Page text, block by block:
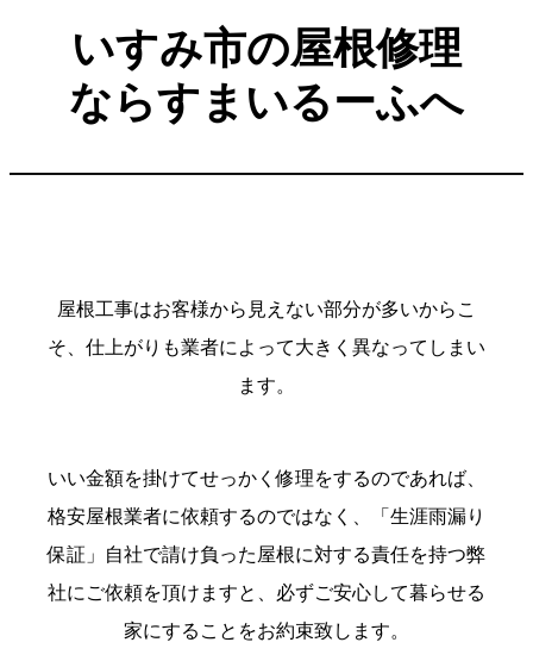
いすみ市の屋根修理
ならすまいるーふへ
屋根工事はお客様から見えない部分が多いからこ
そ、仕上がりも業者によって大きく異なってしまい
ます。
いい金額を掛けてせっかく修理をするのであれば、
格安屋根業者に依頼するのではなく、「生涯雨漏り
保証」自社で請け負った屋根に対する責任を持つ弊
社にご依頼を頂けますと、必ずご安心して暮らせる
家にすることをお約束致します。